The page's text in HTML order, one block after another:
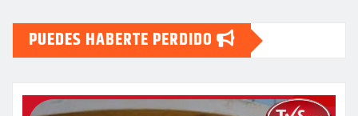
PUEDES HABERTE PERDIDO